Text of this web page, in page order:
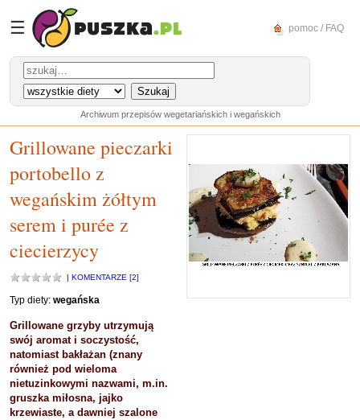
☰ pomoc / FAQ
Archiwum przepisów wegetariańskich i wegańskich
Grillowane pieczarki
portobello z
wegańskim żółtym
serem i purée z
ciecierzycy
| KOMENTARZE [2]
Typ diety: wegańska
Grillowane grzyby utrzymują
swój aromat i soczystość,
natomiast bakłażan (znany
również pod wieloma
nietuzinkowymi nazwami, m.in.
gruszka miłosna, jajko
krzewiaste, a dawniej szalone